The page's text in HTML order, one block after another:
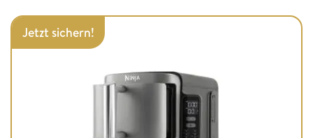
Jetzt sichern!